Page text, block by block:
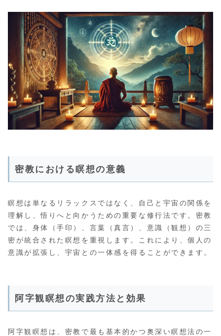
密教における瞑想の意義
瞑想は単なるリラックスではなく、自己と宇宙の関係を
理解し、悟りへと向かうための重要な修行法です。密教
では、身体（手印）、言葉（真言）、意識（観想）の三
密が統合された瞑想を重視します。これにより、個人の
意識が拡張し、宇宙との一体感を得ることができます。
阿字観瞑想の実践方法と効果
阿字観瞑想は、密教で最も基本的かつ奥深い瞑想法の一